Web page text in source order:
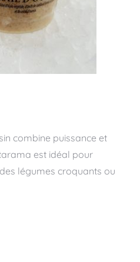
combine puissance et
est idéal pour
légumes croquants ou